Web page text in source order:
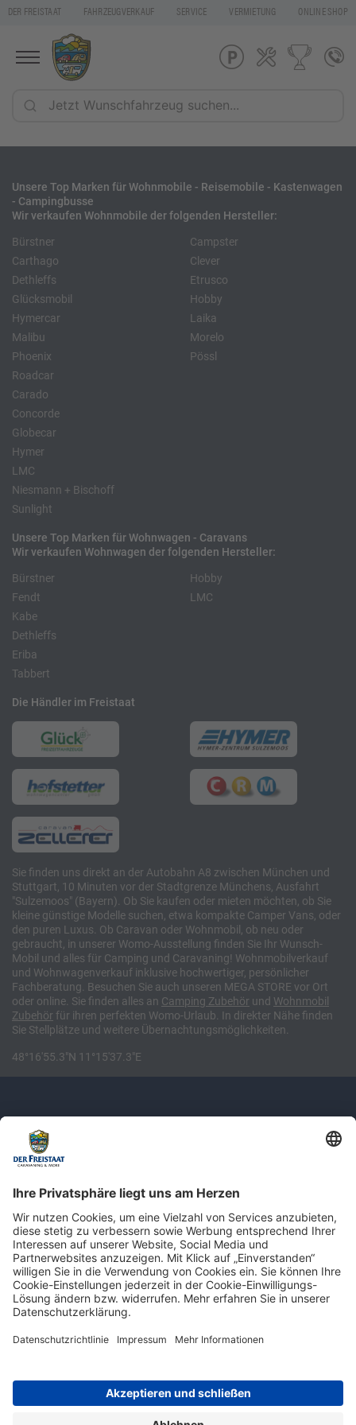
DER FREISTAAT FAHRZEUGVERKAUF SERVICE VERMIETUNG ONLINE SHOP
Unsere Top Marken für Wohnmobile - Reisemobile - Kastenwagen
- Campingbusse
Wir verkaufen Wohnmobile der folgenden Hersteller:
Bürstner
Carthago
Dethleffs
Glücksmobil
Hymercar
Malibu
Phoenix
Roadcar
Campster
Clever
Etrusco
Hobby
Laika
Morelo
Pössl
Carado
Concorde
Globecar
Hymer
LMC
Niesmann + Bischoff
Sunlight
Unsere Top Marken für Wohnwagen - Caravans
Wir verkaufen Wohnwagen der folgenden Hersteller:
Bürstner
Fendt
Kabe
Hobby
LMC
Dethleffs
Eriba
Tabbert
Die Händler im Freistaat
Sie finden uns direkt an der Autobahn A8 zwischen München und
Stuttgart, 10 Minuten vor der Stadtgrenze Münchens, Ausfahrt
"Sulzemoos" (Bayern). Ob Sie kaufen oder mieten möchten, ob Sie
kleine günstige Modelle suchen, etwa kompakte Camper Vans, oder
den puren Luxus. Ob Caravan oder Wohnmobil, ob neu oder
gebraucht, in unserer Womo-Ausstellung finden Sie Ihr Wunsch-
Mobil und alles für Camping und Caravaning! Wohnmobilverkauf
und Wohnwagenverkauf inklusive hochwertiger, persönlicher
Fachberatung. Besuchen Sie auch unseren MEGA STORE vor Ort
oder online. Sie finden alles an Camping Zubehör und Wohnmobil
Zubehör für ihren perfekten Womo-Urlaub. In direkter Nähe finden
Sie Stellplätze und weitere Übernachtungsmöglichkeiten.
48°16'55.3"N 11°15'37.3"E
Newsletter: Jetzt auf
shop.derfreistaat.de anmelden und
einen 5€ Gutschein für unseren Online-
Shop erhalten!*
Impressum Datenschutz Barrierefreiheit